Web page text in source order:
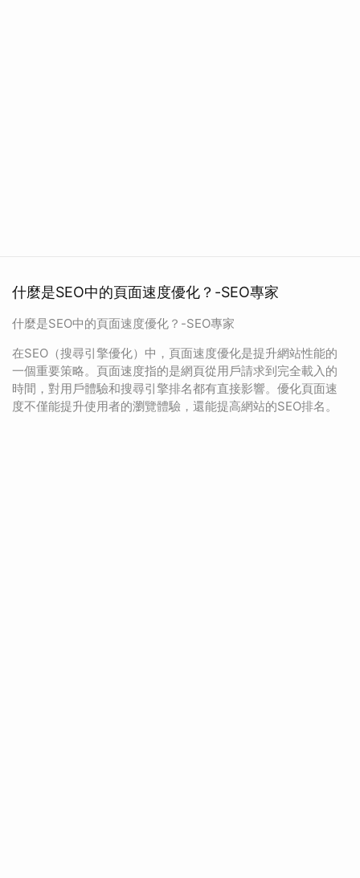
什麼是SEO中的頁面速度優化？-SEO專家
什麼是SEO中的頁面速度優化？-SEO專家
在SEO（搜尋引擎優化）中，頁面速度優化是提升網站性能的
一個重要策略。頁面速度指的是網頁從用戶請求到完全載入的
時間，對用戶體驗和搜尋引擎排名都有直接影響。優化頁面速
度不僅能提升使用者的瀏覽體驗，還能提高網站的SEO排名。